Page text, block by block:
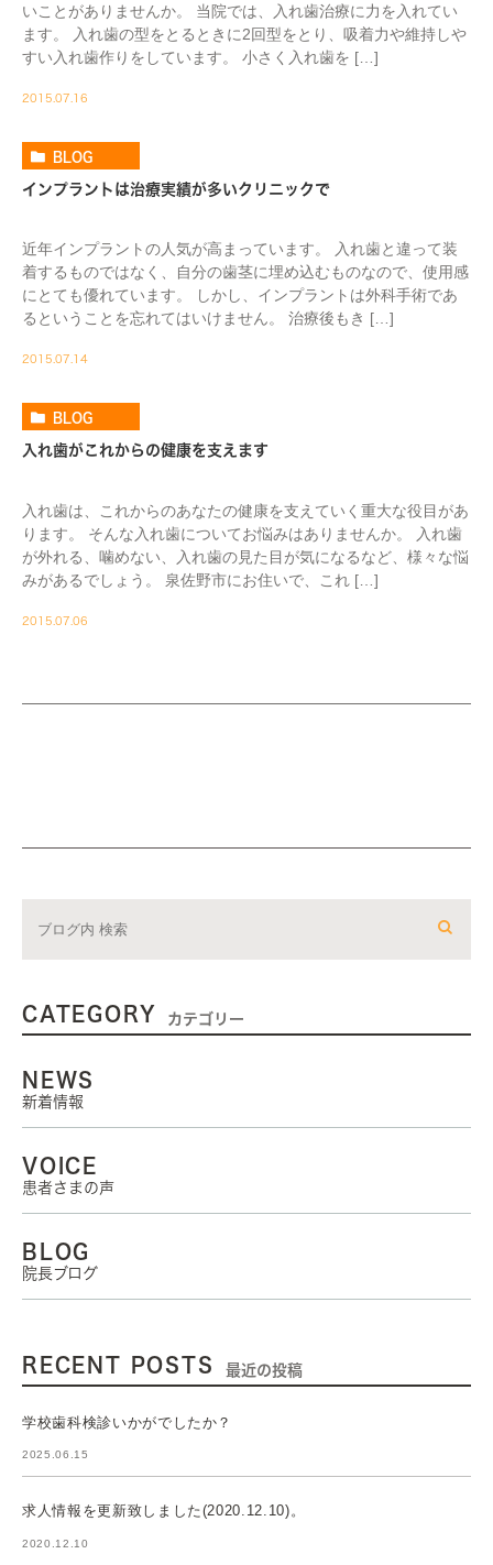
いことがありませんか。 当院では、入れ歯治療に力を入れてい
ます。 入れ歯の型をとるときに2回型をとり、吸着力や維持しや
すい入れ歯作りをしています。 小さく入れ歯を […]
2015.07.16
BLOG
インプラントは治療実績が多いクリニックで
近年インプラントの人気が高まっています。 入れ歯と違って装
着するものではなく、自分の歯茎に埋め込むものなので、使用感
にとても優れています。 しかし、インプラントは外科手術であ
るということを忘れてはいけません。 治療後もき […]
2015.07.14
BLOG
入れ歯がこれからの健康を支えます
入れ歯は、これからのあなたの健康を支えていく重大な役目があ
ります。 そんな入れ歯についてお悩みはありませんか。 入れ歯
が外れる、噛めない、入れ歯の見た目が気になるなど、様々な悩
みがあるでしょう。 泉佐野市にお住いで、これ […]
2015.07.06
CATEGORY カテゴリー
NEWS
新着情報
VOICE
患者さまの声
BLOG
院長ブログ
RECENT POSTS 最近の投稿
学校歯科検診いかがでしたか？
2025.06.15
求人情報を更新致しました(2020.12.10)。
2020.12.10